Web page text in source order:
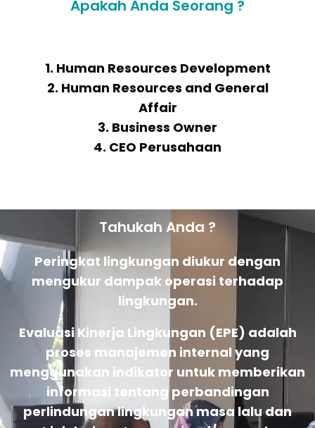
Apakah Anda Seorang ?
1. Human Resources Development
2. Human Resources and General
Affair
3. Business Owner
4. CEO Perusahaan
Tahukah Anda ?
Peringkat lingkungan diukur dengan
mengukur dampak operasi terhadap
lingkungan.
Evaluasi Kinerja Lingkungan (EPE) adalah
proses manajemen internal yang
menggunakan indikator untuk memberikan
informasi tentang perbandingan
perlindungan lingkungan masa lalu dan